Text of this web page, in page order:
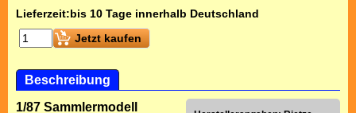
Lieferzeit:bis 10 Tage innerhalb Deutschland
Jetzt kaufen
Beschreibung
1/87 Sammlermodell